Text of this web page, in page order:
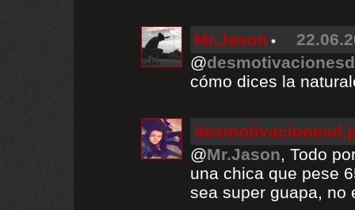
Mr.Jason
@
cómo dices la
@Mr.Jason, Todo
una chica que pese
sea super guapa, no